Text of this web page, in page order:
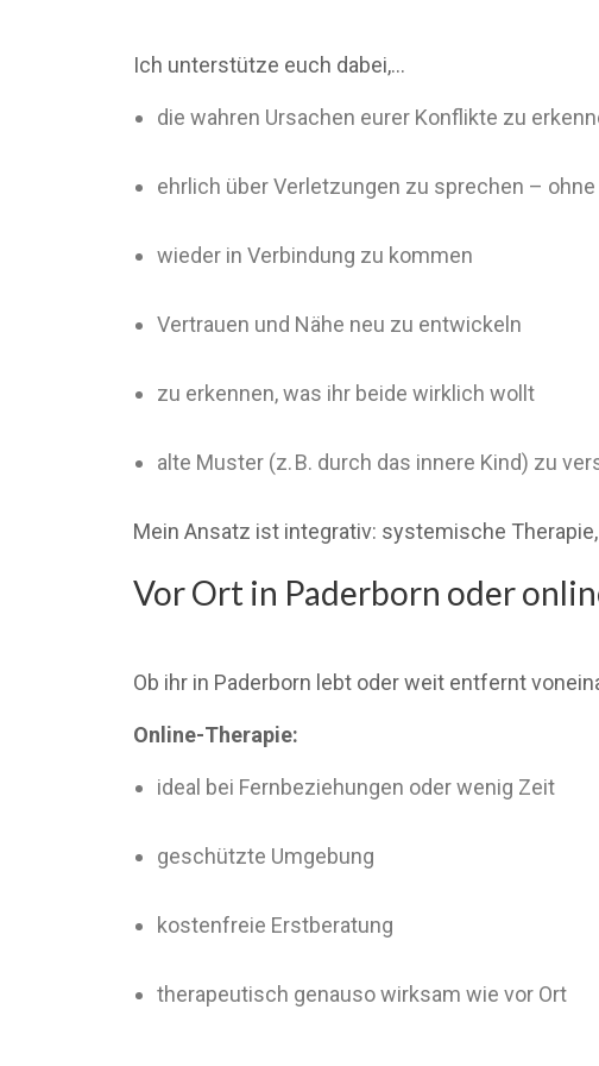
Ich unterstütze euch dabei,…
die wahren Ursachen eurer Konflikte zu
ehrlich über Verletzungen zu sprechen –
wieder in Verbindung zu kommen
Vertrauen und Nähe neu zu entwickeln
zu erkennen, was ihr beide wirklich wollt
alte Muster (z. B. durch das innere Kind) zu
Mein Ansatz ist integrativ: systemische
Vor Ort in Paderborn oder
Ob ihr in Paderborn lebt oder weit entfernt
Online-Therapie:
ideal bei Fernbeziehungen oder wenig Zeit
geschützte Umgebung
kostenfreie Erstberatung
therapeutisch genauso wirksam wie vor Ort